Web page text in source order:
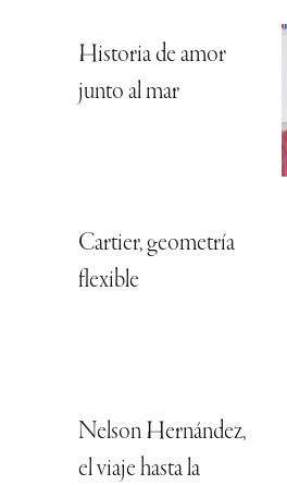
Historia de amor
junto al mar
Cartier, geometría
flexible
Nelson Hernández,
el viaje hasta la